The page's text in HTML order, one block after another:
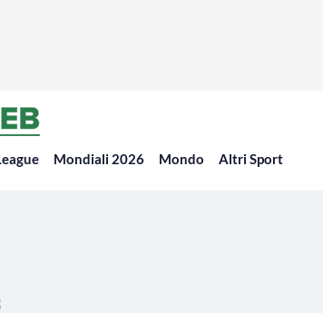
Mondiali 2026 Mondo Altri Sport